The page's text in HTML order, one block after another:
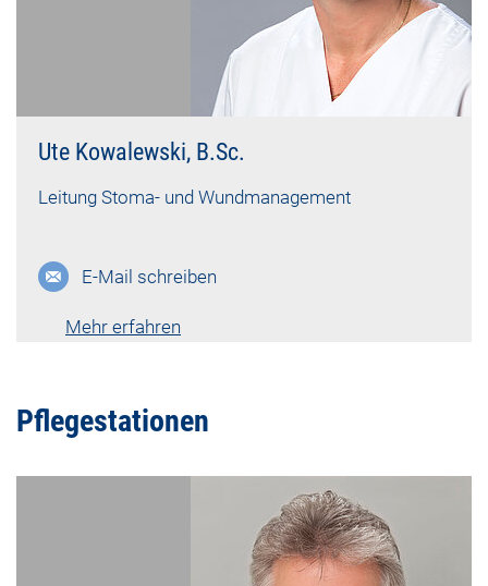
Ute Kowalewski, B.Sc.
Leitung Stoma- und Wundmanagement
E-Mail schreiben
Mehr erfahren
Lebenslauf vk-2195
Pflegestationen